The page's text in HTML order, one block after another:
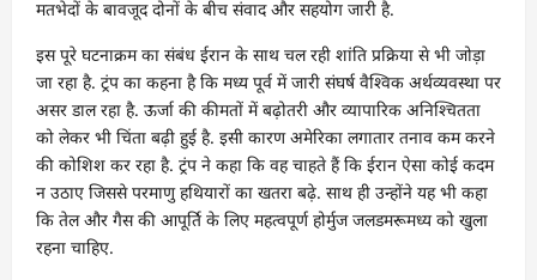
मतभेदों के बावजूद दोनों के बीच संवाद और सहयोग जारी है.
इस पूरे घटनाक्रम का संबंध ईरान के साथ चल रही शांति प्रक्रिया से भी जोड़ा
जा रहा है. ट्रंप का कहना है कि मध्य पूर्व में जारी संघर्ष वैश्विक अर्थव्यवस्था पर
असर डाल रहा है. ऊर्जा की कीमतों में बढ़ोतरी और व्यापारिक अनिश्चितता
को लेकर भी चिंता बढ़ी हुई है. इसी कारण अमेरिका लगातार तनाव कम करने
की कोशिश कर रहा है. ट्रंप ने कहा कि वह चाहते हैं कि ईरान ऐसा कोई कदम
न उठाए जिससे परमाणु हथियारों का खतरा बढ़े. साथ ही उन्होंने यह भी कहा
कि तेल और गैस की आपूर्ति के लिए महत्वपूर्ण होर्मुज जलडमरूमध्य को खुला
रहना चाहिए.